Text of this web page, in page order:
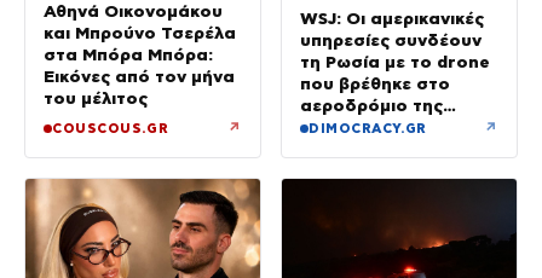
Αθηνά Οικονομάκου
και Μπρούνο Τσερέλα
στα Μπόρα Μπόρα:
Εικόνες από τον μήνα
του μέλιτος
COUSCOUS.GR ↗
WSJ: Οι αμερικανικές
υπηρεσίες συνδέουν
τη Ρωσία με το drone
που βρέθηκε στο
αεροδρόμιο της
Λειψίας
DIMOCRACY.GR ↗